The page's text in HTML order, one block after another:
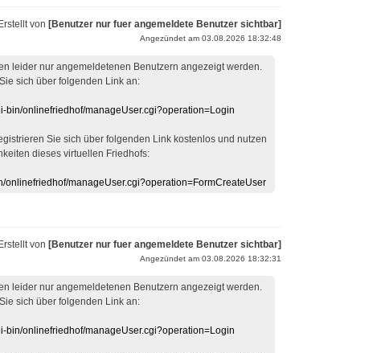
Erstellt von [Benutzer nur fuer angemeldete Benutzer sichtbar]
Angezündet am 03.08.2026 18:32:48
leider nur angemeldetenen Benutzern angezeigt werden.
sich über folgenden Link an:
bin/onlinefriedhof/manageUser.cgi?operation=Login
Sie sich über folgenden Link kostenlos und nutzen
dieses virtuellen Friedhofs:
onlinefriedhof/manageUser.cgi?operation=FormCreateUser
Erstellt von [Benutzer nur fuer angemeldete Benutzer sichtbar]
Angezündet am 03.08.2026 18:32:31
leider nur angemeldetenen Benutzern angezeigt werden.
sich über folgenden Link an:
bin/onlinefriedhof/manageUser.cgi?operation=Login